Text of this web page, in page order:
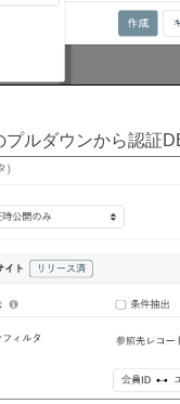
ルダウンから認証